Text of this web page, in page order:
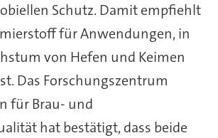
Schutz. Damit empfiehlt
für Anwendungen, in
von Hefen und Keimen
Das Forschungszentrum
für Brau- und
hat bestätigt, dass beide